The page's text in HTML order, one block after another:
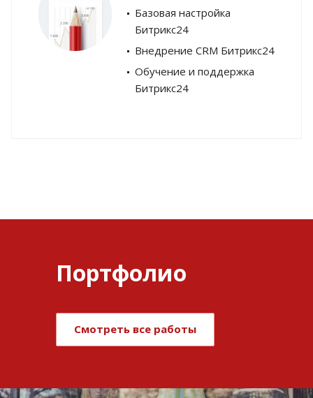
Базовая настройка
Битрикс24
Внедрение CRM Битрикс24
Обучение и поддержка
Битрикс24
Портфолио
Смотреть все работы